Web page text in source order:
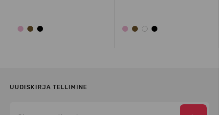
UUDISKIRJA TELLIMINE